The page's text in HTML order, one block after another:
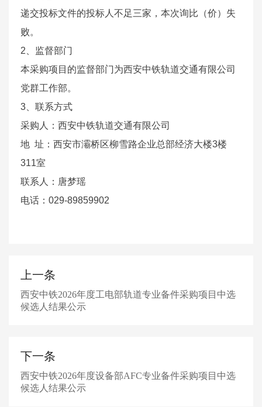
递交投标文件的投标人不足三家，本次询比（价）失
败。
2 、监督部门
本采购项目的监督部门为西安中铁轨道交通有限公司
党群工作部。
3 、联系方式
采购人：西安中铁轨道交通有限公司
地 址：西安市灞桥区柳雪路企业总部经济大楼3楼
311室
联系人：唐梦瑶
电话：029-89859902
上一条
西安中铁2026年度工电部轨道专业备件采购项目中选
候选人结果公示
下一条
西安中铁2026年度设备部AFC专业备件采购项目中选
候选人结果公示